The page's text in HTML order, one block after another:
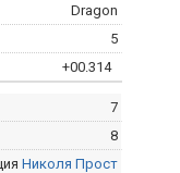
Dragon
5
+00.314
7
8
Николя Прост